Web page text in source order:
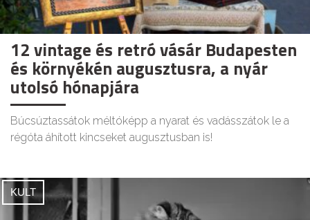
12 vintage és retró vásár Budapesten
és környékén augusztusra, a nyár
utolsó hónapjára
Búcsúztassátok méltóképp a nyarat és vadásszátok le a
régóta áhított kincseket augusztusban is!
KULT